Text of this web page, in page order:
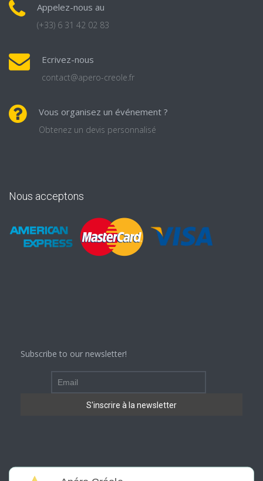
Appelez-nous au
(+33) 6 31 42 02 83
Ecrivez-nous
contact@apero-creole.fr
Vous organisez un événement ?
Obtenez un devis personnalisé
Nous acceptons
Subscribe to our newsletter!